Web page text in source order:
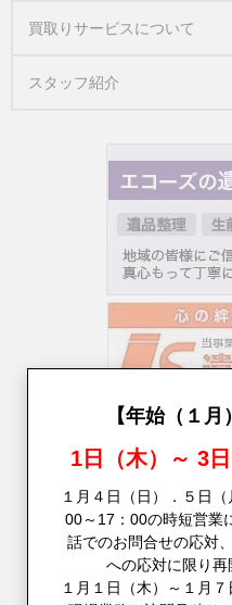
買取りサービスについて
スタッフ紹介
【年始（１月
1日（木）～ 3
１月４日（日）．５日
00～17：00の時短営業
話でのお問合せの応対
への応対に限り再
１月１日（木）～１月